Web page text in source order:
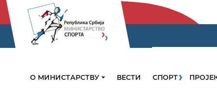
О МИНИСТАРСТВУ ВЕСТИ СПОРТ